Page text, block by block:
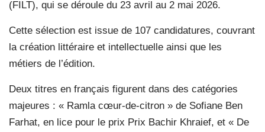
(FILT), qui se déroule du 23 avril au 2 mai 2026.
Cette sélection est issue de 107 candidatures, couvrant
la création littéraire et intellectuelle ainsi que les
métiers de l’édition.
Deux titres en français figurent dans des catégories
majeures : « Ramla cœur-de-citron » de Sofiane Ben
Farhat, en lice pour le prix Prix Bachir Khraief, et « De